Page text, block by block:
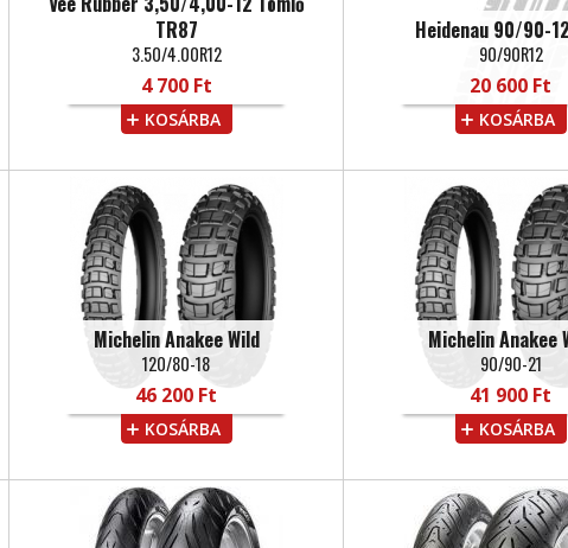
TR87
3.50/4.00R12
4 700 Ft
KOSÁRBA
Heidenau 90/90-
90/90R12
20 600 Ft
KOSÁRBA
Michelin Anakee Wild
120/80-18
46 200 Ft
KOSÁRBA
Michelin Anakee
90/90-21
41 900 Ft
KOSÁRBA